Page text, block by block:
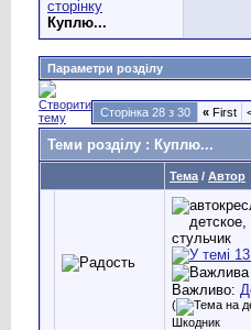
Куплю...
Параметри розділу
Сторінка 28 з 30 « First
Теми розділу : Куплю...
Тема / Автор
Важливо:
(
Шкодник